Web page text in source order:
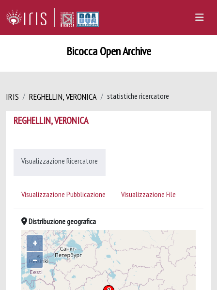
Bicocca Open Archive
IRIS REGHELLIN, VERONICA statistiche ricercatore
REGHELLIN, VERONICA
Visualizzazione Ricercatore
Visualizzazione Pubblicazione Visualizzazione File
Distribuzione geografica
+
–